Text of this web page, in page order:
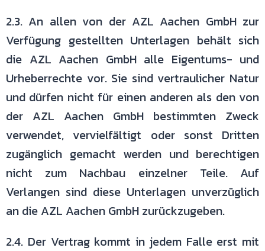
2.3. An allen von der AZL Aachen GmbH zur
Verfügung gestellten Unterlagen behält sich
die AZL Aachen GmbH alle Eigentums- und
Urheberrechte vor. Sie sind vertraulicher Natur
und dürfen nicht für einen anderen als den von
der AZL Aachen GmbH bestimmten Zweck
verwendet, vervielfältigt oder sonst Dritten
zugänglich gemacht werden und berechtigen
nicht zum Nachbau einzelner Teile. Auf
Verlangen sind diese Unterlagen unverzüglich
an die AZL Aachen GmbH zurückzugeben.
2.4. Der Vertrag kommt in jedem Falle erst mit